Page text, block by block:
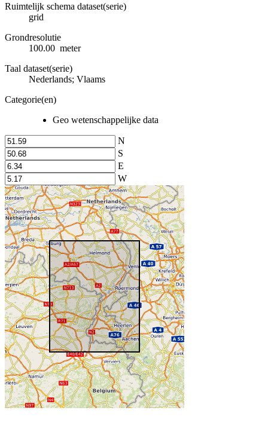
Ruimtelijk schema dataset(serie)
grid
Grondresolutie
100.00 meter
Taal dataset(serie)
Nederlands; Vlaams
Categorie(en)
Geo wetenschappelijke data
N
S
E
W